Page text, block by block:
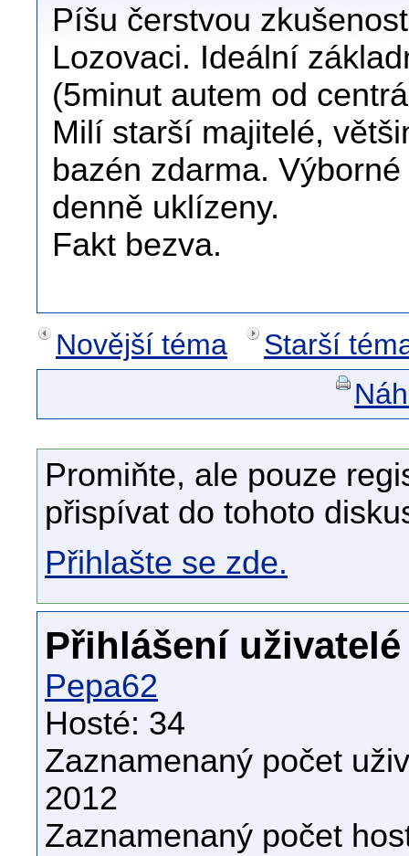
Píšu čerstvou
Lozovaci. Ideální
(5minut autem od
Milí starší majitelé,
bazén zdarma.
denně uklízeny.
Fakt bezva.
Novější téma
Starší
Promiňte, ale pouze
přispívat do tohoto
Přihlašte se zde.
Přihlášení uživatelé
Pepa62
Hosté: 34
Zaznamenaný počet
2012
Zaznamenaný počet